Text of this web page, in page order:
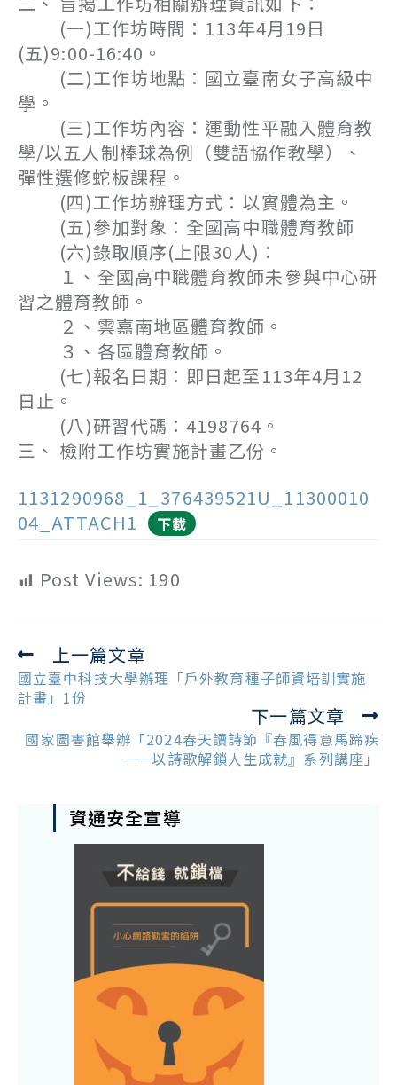
(一)工作坊時間：113年4月19日
(五)9:00-16:40。
(二)工作坊地點：國立臺南女子高級中
學。
(三)工作坊內容：運動性平融入體育教
學/以五人制棒球為例（雙語協作教學）、
彈性選修蛇板課程。
(四)工作坊辦理方式：以實體為主。
(五)參加對象：全國高中職體育教師
(六)錄取順序(上限30人)：
１、全國高中職體育教師未參與中心研
習之體育教師。
２、雲嘉南地區體育教師。
３、各區體育教師。
(七)報名日期：即日起至113年4月12
日止。
(八)研習代碼：4198764。
三、 檢附工作坊實施計畫乙份。
1131290968_1_376439521U_11300010
04_ATTACH1
下載
Post Views: 190
Read
more
articles
上一篇文章
國立臺中科技大學辦理「戶外教育種子師資培訓實施
計畫」1份
下一篇文章
國家圖書館舉辦「2024春天讀詩節『春風得意馬蹄疾
──以詩歌解鎖人生成就』系列講座」
資通安全宣導